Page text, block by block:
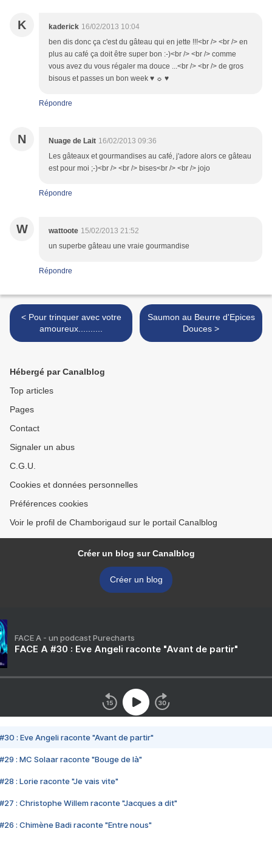
K kaderick 16/02/2013 10:04
ben dis donc ça c'est du gâteau qui en jette !!!<br /> <br /> en
plus au café ça doit être super bon :-)<br /> <br /> comme
vous avez du vous régaler ma douce ...<br /> <br /> de gros
bisous et passes un bon week ♥ ☼ ♥
Répondre
N Nuage de Lait 16/02/2013 09:36
Les gâteaux et gourmandises au café, j'adore alors ce gâteau
est pour moi ;-)<br /> <br /> bises<br /> <br /> jojo
Répondre
W wattoote 15/02/2013 21:52
un superbe gâteau une vraie gourmandise
Répondre
< Pour trinquer avec votre
amoureux..........
Saumon au Beurre d'Epices
Douces >
Hébergé par Canalblog
Top articles
Pages
Contact
Signaler un abus
C.G.U.
Cookies et données personnelles
Préférences cookies
Voir le profil de Chamborigaud sur le portail Canalblog
Créer un blog sur Canalblog
Créer un blog
FACE A - un podcast Purecharts
FACE A #30 : Eve Angeli raconte "Avant de partir"
#30 : Eve Angeli raconte "Avant de partir"
#29 : MC Solaar raconte "Bouge de là"
#28 : Lorie raconte "Je vais vite"
#27 : Christophe Willem raconte "Jacques a dit"
#26 : Chimène Badi raconte "Entre nous"